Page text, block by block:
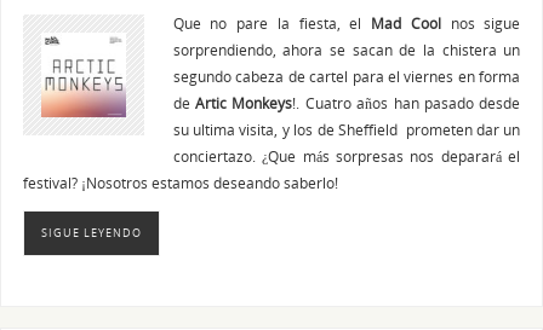
Que no pare la fiesta, el Mad Coolnos sigue
sorprendiendo, ahora se sacan de la chistera un
segundo cabeza de cartel para el viernes en forma
de Artic Monkeys!. Cuatro años han pasado desde
su ultima visita, y los de Sheffield prometen dar un
conciertazo. ¿Que más sorpresas nos deparará el
festival? ¡Nosotros estamos deseando saberlo!
SIGUE LEYENDO